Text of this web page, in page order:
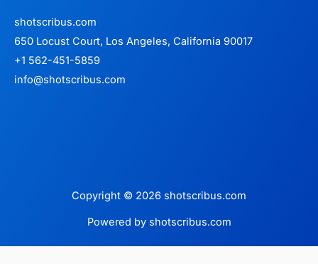
shotscribus.com
650 Locust Court, Los Angeles, California 90017
+1 562-451-5859
info@shotscribus.com
Copyright © 2026 shotscribus.com
Powered by shotscribus.com